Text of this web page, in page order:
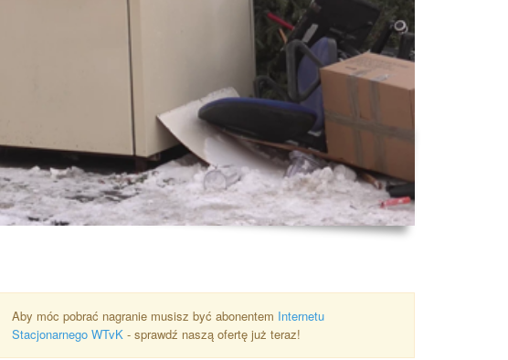
Aby móc pobrać nagranie musisz być abonentem Internetu
Stacjonarnego WTvK- sprawdź naszą ofertę już teraz!